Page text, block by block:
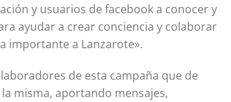
y usuarios de facebook a conocer y
ayudar a crear conciencia y colaborar
importante a Lanzarote».
de esta campaña que de
misma, aportando mensajes,